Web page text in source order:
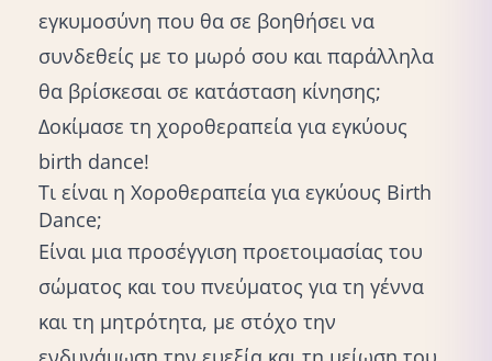
εγκυμοσύνη που θα σε βοηθήσει να
συνδεθείς με το μωρό σου και παράλληλα
θα βρίσκεσαι σε κατάσταση κίνησης;
Δοκίμασε τη χοροθεραπεία για εγκύους
birth dance!
Τι είναι η Χοροθεραπεία για εγκύους Birth
Dance;
Είναι μια προσέγγιση προετοιμασίας του
σώματος και του πνεύματος για τη γέννα
και τη μητρότητα, με στόχο την